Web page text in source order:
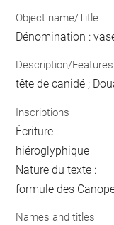
Object name/Title
Dénomination :
Description/Features
tête de canidé ;
Inscriptions
Écriture :
hiéroglyphique
Nature du texte :
formule des
Names and titles